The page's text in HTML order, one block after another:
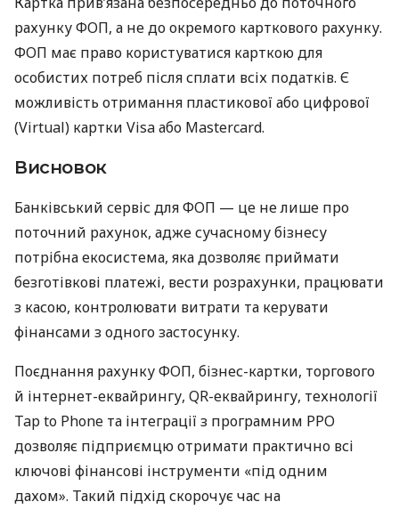
рахунку ФОП, а не до окремого карткового рахунку.
ФОП має право користуватися карткою для
особистих потреб після сплати всіх податків. Є
можливість отримання пластикової або цифрової
(Virtual) картки Visa або Mastercard.
Висновок
Банківський сервіс для ФОП — це не лише про
поточний рахунок, адже сучасному бізнесу
потрібна екосистема, яка дозволяє приймати
безготівкові платежі, вести розрахунки, працювати
з касою, контролювати витрати та керувати
фінансами з одного застосунку.
Поєднання рахунку ФОП, бізнес-картки, торгового
й інтернет-еквайрингу, QR-еквайрингу, технології
Tap to Phone та інтеграції з програмним РРО
дозволяє підприємцю отримати практично всі
ключові фінансові інструменти «під одним
дахом». Такий підхід скорочує час на